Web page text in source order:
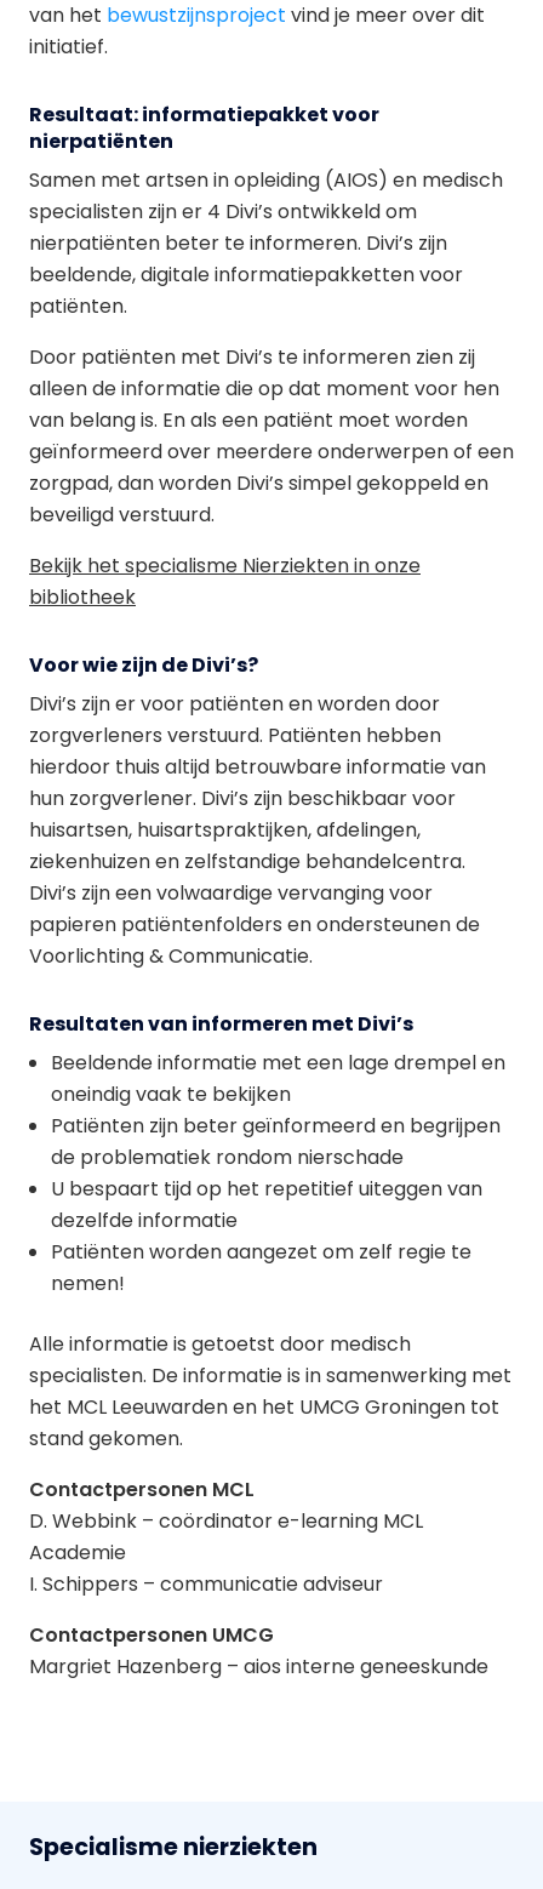
van het bewustzijnsproject vind je meer over dit
initiatief.
Resultaat: informatiepakket voor
nierpatiënten
Samen met artsen in opleiding (AIOS) en medisch
specialisten zijn er 4 Divi’s ontwikkeld om
nierpatiënten beter te informeren. Divi’s zijn
beeldende, digitale informatiepakketten voor
patiënten.
Door patiënten met Divi’s te informeren zien zij
alleen de informatie die op dat moment voor hen
van belang is. En als een patiënt moet worden
geïnformeerd over meerdere onderwerpen of een
zorgpad, dan worden Divi’s simpel gekoppeld en
beveiligd verstuurd.
Bekijk het specialisme Nierziekten in onze
bibliotheek
Voor wie zijn de Divi’s?
Divi’s zijn er voor patiënten en worden door
zorgverleners verstuurd. Patiënten hebben
hierdoor thuis altijd betrouwbare informatie van
hun zorgverlener. Divi’s zijn beschikbaar voor
huisartsen, huisartspraktijken, afdelingen,
ziekenhuizen en zelfstandige behandelcentra.
Divi’s zijn een volwaardige vervanging voor
papieren patiëntenfolders en ondersteunen de
Voorlichting & Communicatie.
Resultaten van informeren met Divi’s
Beeldende informatie met een lage drempel en
oneindig vaak te bekijken
Patiënten zijn beter geïnformeerd en begrijpen
de problematiek rondom nierschade
U bespaart tijd op het repetitief uiteggen van
dezelfde informatie
Patiënten worden aangezet om zelf regie te
nemen!
Alle informatie is getoetst door medisch
specialisten. De informatie is in samenwerking met
het MCL Leeuwarden en het UMCG Groningen tot
stand gekomen.
Contactpersonen MCL
D. Webbink – coördinator e-learning MCL
Academie
I. Schippers – communicatie adviseur
Contactpersonen UMCG
Margriet Hazenberg – aios interne geneeskunde
Specialisme nierziekten